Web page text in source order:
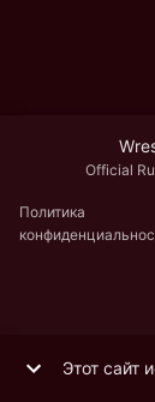
Official
Политика
Этот сайт